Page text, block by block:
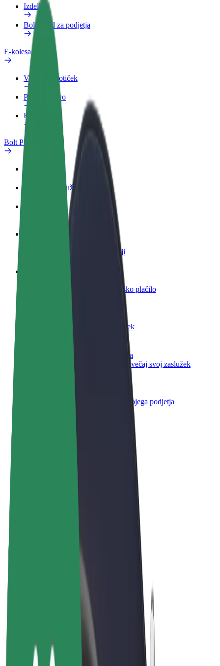
Izdelki
Bolt Food za podjetja
E-kolesa
Varnostni kotiček
Prijavi težavo
FAQ
Bolt Plus
Kako se pridružiti
Zasluži denar pod svojimi pogoji
Dostavljaj hrano in prejmi tedensko plačilo
Dosezi več strank in zvišaj zaslužek
Prijavi se kot lastnik voznega parka
Dodaj svoj vozni park v Bolt in povečaj svoj zaslužek
Boltovi izdelki in storitve za rast tvojega podjetja
E-kolesa